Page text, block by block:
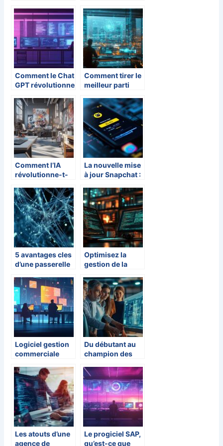
defis
augmente le
chiffre d’affaires
des
commerçants
Comment le Chat
GPT révolutionne
contenu avec
l’intelligence
artificielle
Comment tirer le
meilleur parti
automatisé pour
générer du
contenu sur
ChatGPT
Comment l’IA
révolutionne-t-
d’images et de
logos ?
La nouvelle mise
à jour Snapchat :
étape pour
passer en mode
sombre
5 avantages cles
d’une passerelle
pour votre
ecosysteme IoT
Optimisez la
gestion de la
vos applications
PHP
Logiciel gestion
commerciale
booster votre
entreprise : 5
solutions ERP
accessibles aux
TPE/PME
Du débutant au
champion des
d’agents ayant
adopté le logiciel
pige immobilière
comme outil
révolutionnaire
Les atouts d’une
agence de
Le progiciel SAP,
qu’est-ce que